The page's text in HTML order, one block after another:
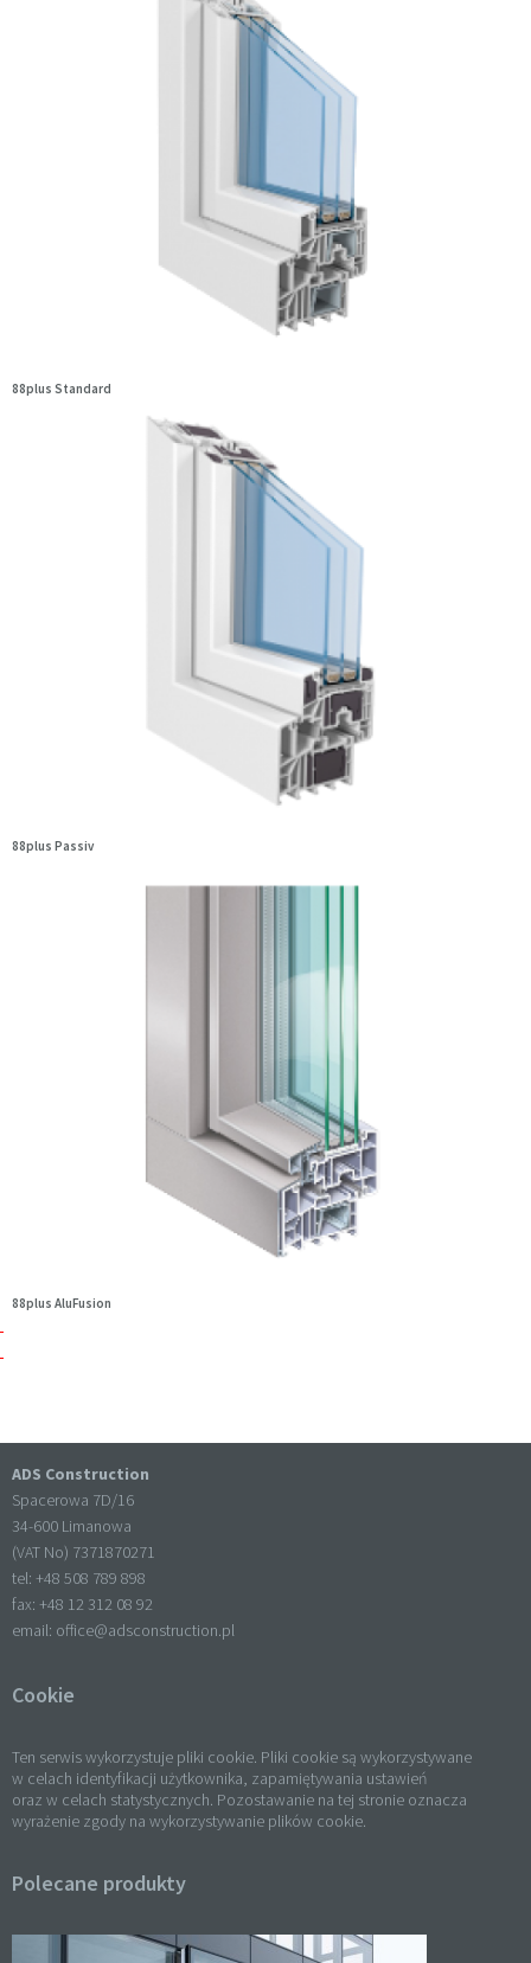
88plus Standard
88plus Passiv
88plus AluFusion
ADS Construction
Spacerowa 7D/16
34-600 Limanowa
(VAT No) 7371870271
tel: +48 508 789 898
fax: +48 12 312 08 92
email: office@adsconstruction.pl
Cookie
Ten serwis wykorzystuje pliki cookie. Pliki cookie są wykorzystywane
w celach identyfikacji użytkownika, zapamiętywania ustawień
oraz w celach statystycznych. Pozostawanie na tej stronie oznacza
wyrażenie zgody na wykorzystywanie plików cookie.
Polecane produkty